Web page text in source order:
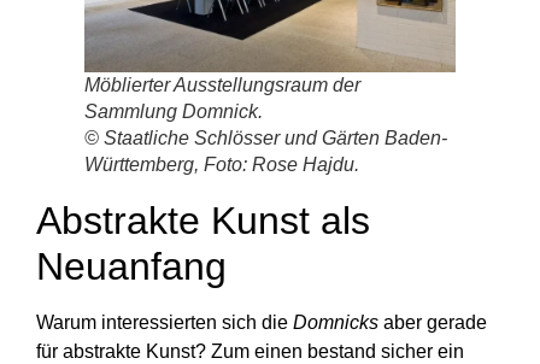
Möblierter Ausstellungsraum der
Sammlung Domnick.
© Staatliche Schlösser und Gärten Baden-
Württemberg, Foto: Rose Hajdu.
Abstrakte Kunst als
Neuanfang
Warum interessierten sich die Domnicks aber gerade
für abstrakte Kunst? Zum einen bestand sicher ein